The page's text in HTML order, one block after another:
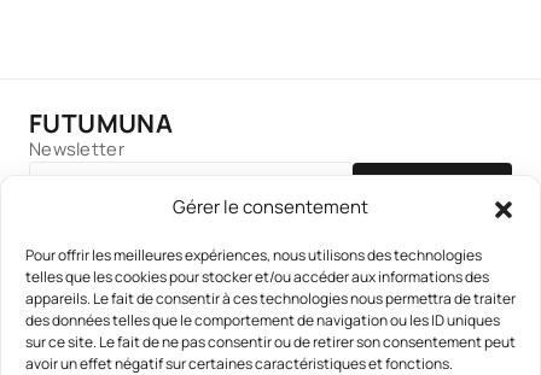
Gérer le consentement
Pour offrir les meilleures expériences, nous utilisons des technologies
telles que les cookies pour stocker et/ou accéder aux informations des
appareils. Le fait de consentir à ces technologies nous permettra de traiter
des données telles que le comportement de navigation ou les ID uniques
sur ce site. Le fait de ne pas consentir ou de retirer son consentement peut
avoir un effet négatif sur certaines caractéristiques et fonctions.
FUTUMUNA
Newsletter